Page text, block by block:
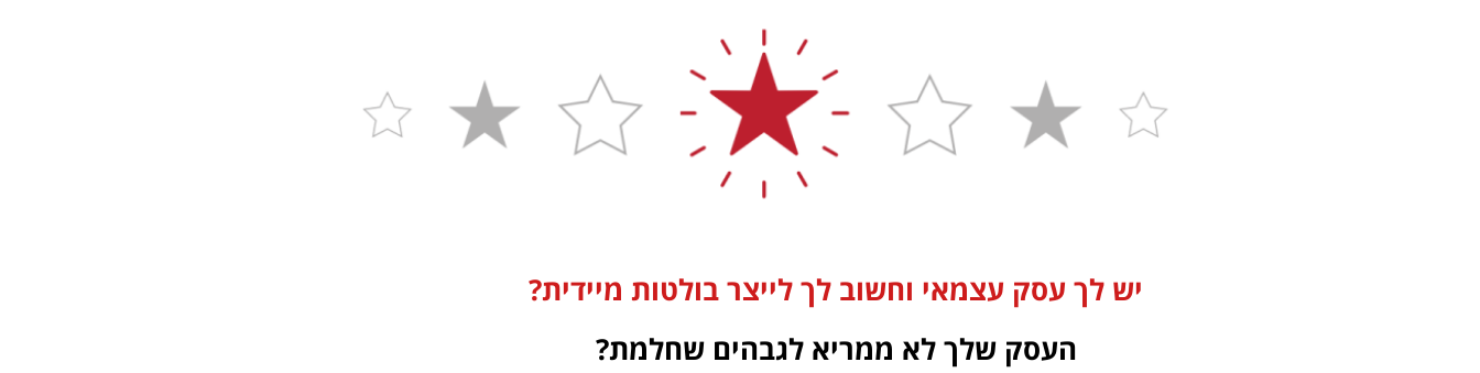
יש לך עסק עצמאי וחשוב לך לייצר בולטות מיידית?
העסק שלך לא ממריא לגבהים שחלמת?